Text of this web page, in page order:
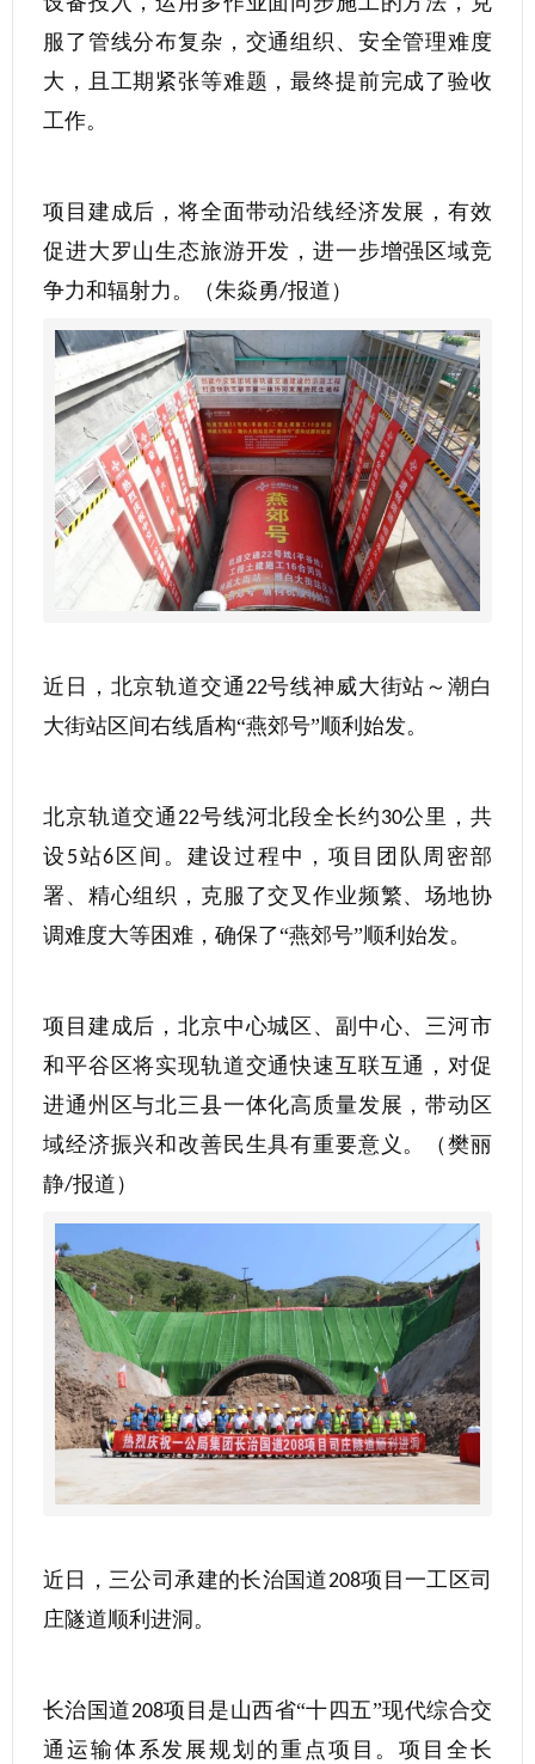
服了管线分布复杂，交通组织、安全管理难度
大，且工期紧张等难题，最终提前完成了验收
工作。
项目建成后，将全面带动沿线经济发展，有效
促进大罗山生态旅游开发，进一步增强区域竞
争力和辐射力。（朱焱勇/报道）
近日，北京轨道交通22号线神威大街站～潮白
大街站区间右线盾构“燕郊号”顺利始发。
北京轨道交通22号线河北段全长约30公里，共
设 5站6 区间。建设过程中，项目团队周密部
署、精心组织，克服了交叉作业频繁、场地协
调难度大等困难，确保了“燕郊号”顺利始发。
项目建成后，北京中心城区、副中心、三河市
和平谷区将实现轨道交通快速互联互通，对促
进通州区与北三县一体化高质量发展，带动区
域经济振兴和改善民生具有重要意义。（樊丽
静/报道）
近日，三公司承建的长治国道208项目一工区司
庄隧道顺利进洞。
长治国道208项目是山西省“十四五”现代综合交
通运输体系发展规划的重点项目。项目全长